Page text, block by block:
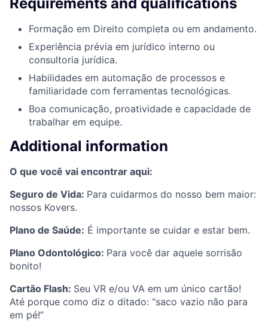
Formação em Direito completa ou em andamento.
Experiência prévia em jurídico interno ou
consultoria jurídica.
Habilidades em automação de processos e
familiaridade com ferramentas tecnológicas.
Boa comunicação, proatividade e capacidade de
trabalhar em equipe.
Additional information
O que você vai encontrar aqui:
Seguro de Vida: Para cuidarmos do nosso bem maior:
nossos Kovers.
Plano de Saúde: É importante se cuidar e estar bem.
Plano Odontológico: Para você dar aquele sorrisão
bonito!
Cartão Flash: Seu VR e/ou VA em um único cartão!
Até porque como diz o ditado: “saco vazio não para
em pé!”